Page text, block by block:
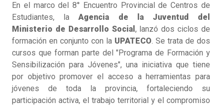
En el marco del 8° Encuentro Provincial de Centros de
Estudiantes, laAgencia de la Juventud del
Ministerio de Desarrollo Social , lanzó dos ciclos de
formación en conjunto con la UPATECO. Se trata de dos
cursos que forman parte del "Programa de Formación y
Sensibilización para Jóvenes", una iniciativa que tiene
por objetivo promover el acceso a herramientas para
jóvenes de toda la provincia, fortaleciendo su
participación activa, el trabajo territorial y el compromiso